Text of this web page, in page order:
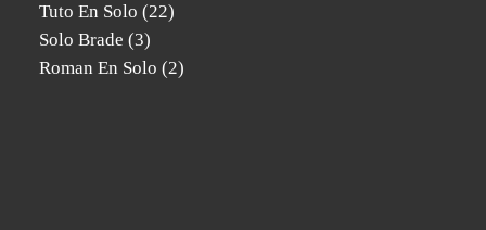
Tuto En Solo (22)
Solo Brade (3)
Roman En Solo (2)